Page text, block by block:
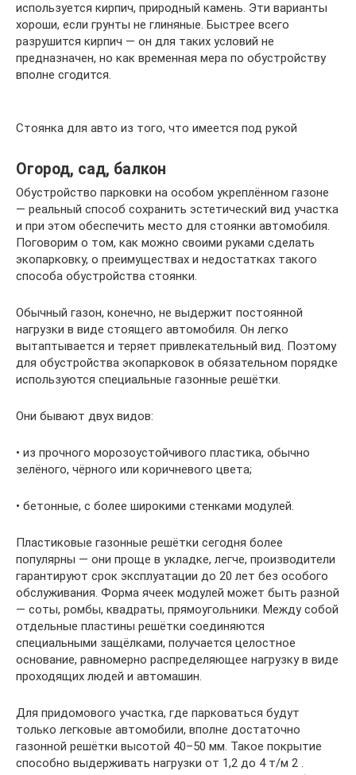
используется кирпич, природный камень. Эти варианты
хороши, если грунты не глиняные. Быстрее всего
разрушится кирпич — он для таких условий не
предназначен, но как временная мера по обустройству
вполне сгодится.
Стоянка для авто из того, что имеется под рукой
Огород, сад, балкон
Обустройство парковки на особом укреплённом газоне
— реальный способ сохранить эстетический вид участка
и при этом обеспечить место для стоянки автомобиля.
Поговорим о том, как можно своими руками сделать
экопарковку, о преимуществах и недостатках такого
способа обустройства стоянки.
Обычный газон, конечно, не выдержит постоянной
нагрузки в виде стоящего автомобиля. Он легко
вытаптывается и теряет привлекательный вид. Поэтому
для обустройства экопарковок в обязательном порядке
используются специальные газонные решётки.
Они бывают двух видов:
• из прочного морозоустойчивого пластика, обычно
зелёного, чёрного или коричневого цвета;
• бетонные, с более широкими стенками модулей.
Пластиковые газонные решётки сегодня более
популярны — они проще в укладке, легче, производители
гарантируют срок эксплуатации до 20 лет без особого
обслуживания. Форма ячеек модулей может быть разной
— соты, ромбы, квадраты, прямоугольники. Между собой
отдельные пластины решётки соединяются
специальными защёлками, получается целостное
основание, равномерно распределяющее нагрузку в виде
проходящих людей и автомашин.
Для придомового участка, где парковаться будут
только легковые автомобили, вполне достаточно
газонной решётки высотой 40–50 мм. Такое покрытие
способно выдерживать нагрузки от 1,2 до 4 т/м 2 .